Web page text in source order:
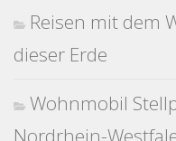
Reisen mit dem
dieser Erde
Wohnmobil
Nordrhein-